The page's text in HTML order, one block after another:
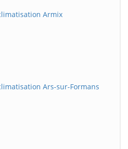
Armix
Ars-sur-Formans